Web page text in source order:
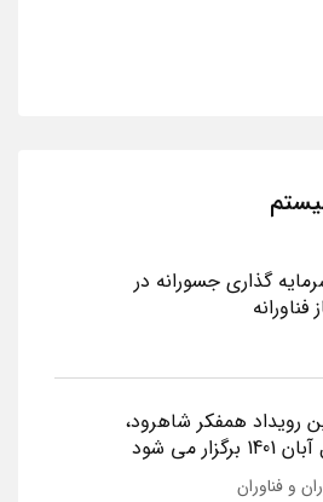
گذاری جسورانه در
فناورانه
رویداد همفکر شاهرود،
می شود
و فناوران